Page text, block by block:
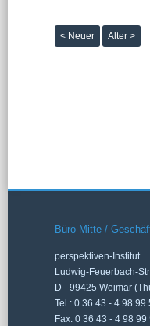
< Neuer Älter >
Büro Mitte /
perspektiven-Institut
Ludwig-Feuerbach-
D - 99425 Weimar
Tel.: 0 36 43 - 4 98 99
Fax: 0 36 43 - 4 98 99